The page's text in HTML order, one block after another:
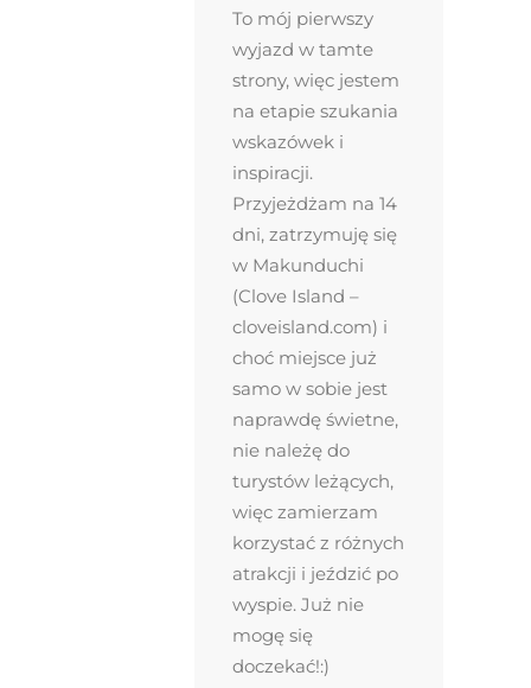
To mój pierwszy
wyjazd w tamte
strony, więc jestem
na etapie szukania
wskazówek i
inspiracji.
Przyjeżdżam na 14
dni, zatrzymuję się
w Makunduchi
(Clove Island –
cloveisland.com) i
choć miejsce już
samo w sobie jest
naprawdę świetne,
nie należę do
turystów leżących,
więc zamierzam
korzystać z różnych
atrakcji i jeździć po
wyspie. Już nie
mogę się
doczekać!:)